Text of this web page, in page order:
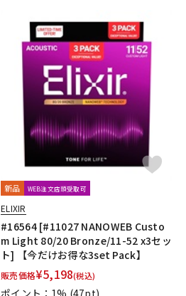
楽器アクセサ
リ
新品 WEB注文店頭受取可
ELIXIR
#16564 [#11027 NANOWEB Custo
m Light 80/20 Bronze/11-52 x3セッ
ト] 【今だけお得な3set Pack】
販売価格¥5,198(税込)